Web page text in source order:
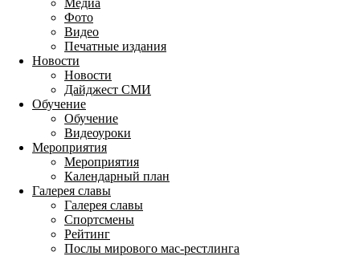
Медиа
Фото
Видео
Печатные издания
Новости
Новости
Дайджест СМИ
Обучение
Обучение
Видеоуроки
Мероприятия
Мероприятия
Календарный план
Галерея славы
Галерея славы
Спортсмены
Рейтинг
Послы мирового мас-рестлинга